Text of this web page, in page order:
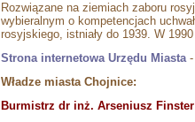
Rozwiązane na ziemiach zaboru
wybieralnym o kompetencjach
rosyjskiego, istniały do 1939. W
Strona internetowa Urzędu Miasta-
Władze miasta Chojnice:
Burmistrz dr inż. Arseniusz Finster